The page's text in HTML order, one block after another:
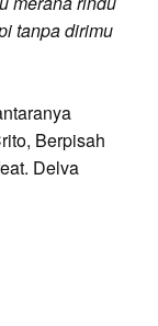
tanpa dirimu
Berpisah
Delva